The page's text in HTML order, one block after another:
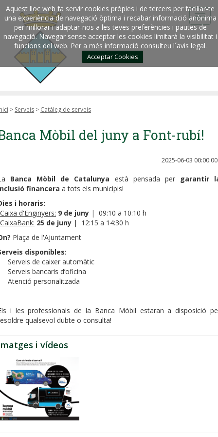
Aquest lloc web fa servir cookies pròpies i de tercers per faciliar-te
una experiència de navegació òptima i recabar informació anònima
per millorar i adaptar-nos a les teves preferències i pautes de
navegació. Navegar sense acceptar les cookies limitarà la visibilitat i
funcions del web. Per a més informació consulteu l´avis legal.
Acceptar Cookies
> Serveis > Catàleg de serveis
Mòbil del juny a Font-rubí!
2025-06-03 00:00:00
Banca Mòbil de Catalunya està pensada per
garantir
financera a tots els municipis!
i horaris:
Caixa d'Enginyers: 9 de juny | 09:10 a 10:10 h
CaixaBank: 25 de juny | 12:15 a 14:30 h
Plaça de l'Ajuntament
disponibles:
Serveis de caixer automàtic
Serveis bancaris d’oficina
Atenció personalitzada
i les professionals de la Banca Mòbil estaran a disposició
qualsevol dubte o consulta!
i vídeos